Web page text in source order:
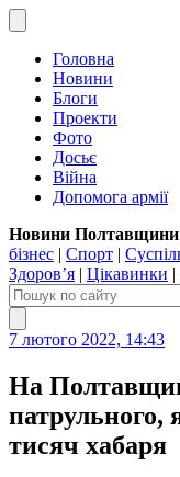
Головна
Новини
Блоги
Проекти
Фото
Досьє
Війна
Допомога армії
Новини
бізнес | Спорт |
Здоров’я | Цікавинки |
7 лютого 2022, 14:43
На
патрульного,
тисяч хабаря